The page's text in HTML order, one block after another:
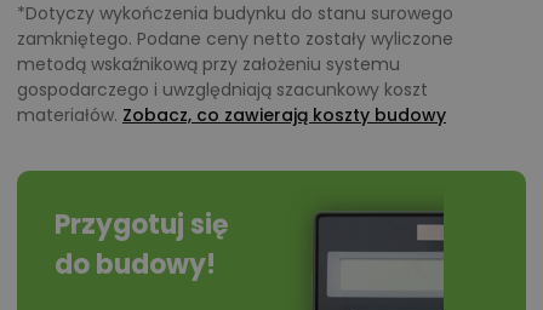
*Dotyczy wykończenia budynku do stanu surowego
zamkniętego. Podane ceny netto zostały wyliczone
metodą wskaźnikową przy założeniu systemu
gospodarczego i uwzględniają szacunkowy koszt
materiałów. Zobacz, co zawierają koszty budowy
Przygotuj się
do budowy!